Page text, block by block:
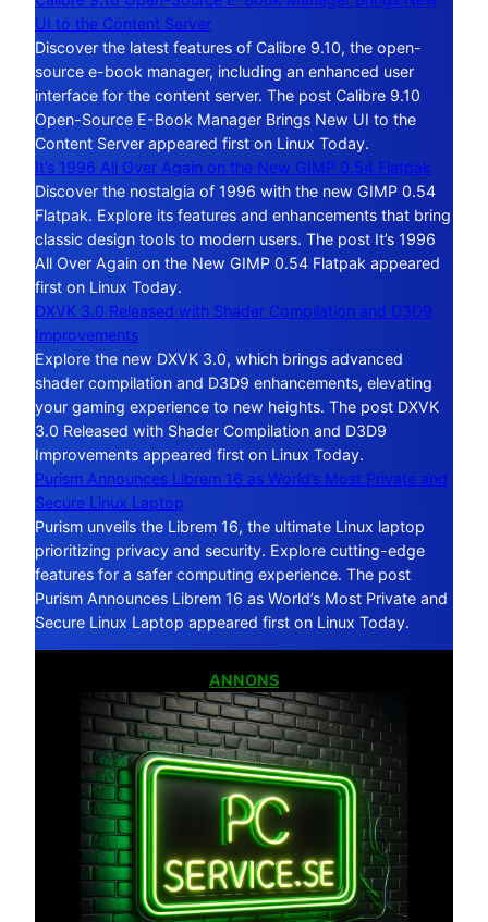
UI to the Content Server
Discover the latest features of Calibre 9.10, the open-
source e-book manager, including an enhanced user
interface for the content server. The post Calibre 9.10
Open-Source E-Book Manager Brings New UI to the
Content Server appeared first on Linux Today.
It’s 1996 All Over Again on the New GIMP 0.54 Flatpak
Discover the nostalgia of 1996 with the new GIMP 0.54
Flatpak. Explore its features and enhancements that bring
classic design tools to modern users. The post It’s 1996
All Over Again on the New GIMP 0.54 Flatpak appeared
first on Linux Today.
DXVK 3.0 Released with Shader Compilation and D3D9
Improvements
Explore the new DXVK 3.0, which brings advanced
shader compilation and D3D9 enhancements, elevating
your gaming experience to new heights. The post DXVK
3.0 Released with Shader Compilation and D3D9
Improvements appeared first on Linux Today.
Purism Announces Librem 16 as World’s Most Private and
Secure Linux Laptop
Purism unveils the Librem 16, the ultimate Linux laptop
prioritizing privacy and security. Explore cutting-edge
features for a safer computing experience. The post
Purism Announces Librem 16 as World’s Most Private and
Secure Linux Laptop appeared first on Linux Today.
ANNONS